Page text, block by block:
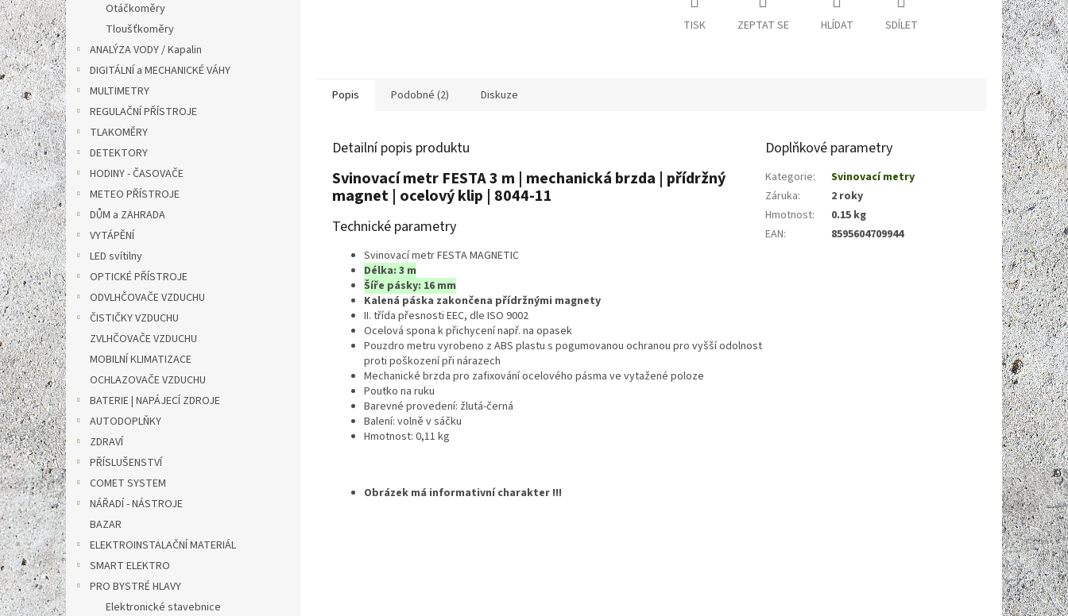
Otáčkoměry
Tloušťkoměry
ANALÝZA VODY / Kapalin
DIGITÁLNÍ a MECHANICKÉ VÁHY
MULTIMETRY
REGULAČNÍ PŘÍSTROJE
TLAKOMĚRY
DETEKTORY
HODINY - ČASOVAČE
METEO PŘÍSTROJE
DŮM a ZAHRADA
VYTÁPĚNÍ
LED svítilny
OPTICKÉ PŘÍSTROJE
ODVLHČOVAČE VZDUCHU
ČISTIČKY VZDUCHU
ZVLHČOVAČE VZDUCHU
MOBILNÍ KLIMATIZACE
OCHLAZOVAČE VZDUCHU
BATERIE | NAPÁJECÍ ZDROJE
AUTODOPLŇKY
ZDRAVÍ
PŘÍSLUŠENSTVÍ
COMET SYSTEM
NÁŘADÍ - NÁSTROJE
BAZAR
ELEKTROINSTALAČNÍ MATERIÁL
SMART ELEKTRO
PRO BYSTRÉ HLAVY
Elektronické stavebnice
TISK ZEPTAT SE HLÍDAT SDÍLET
Popis Podobné (2) Diskuze
Detailní popis produktu
Svinovací metr FESTA 3 m | mechanická brzda | přídržný
magnet | ocelový klip | 8044-11
Technické parametry
Svinovací metr FESTA MAGNETIC
Délka: 3 m
Šíře pásky: 16 mm
Kalená páska zakončena přídržnými magnety
II. třída přesnosti EEC, dle ISO 9002
Ocelová spona k přichycení např. na opasek
Pouzdro metru vyrobeno z ABS plastu s pogumovanou ochranou pro vyšší odolnost
proti poškození při nárazech
Mechanické brzda pro zafixování ocelového pásma ve vytažené poloze
Poutko na ruku
Barevné provedení: žlutá-černá
Balení: volně v sáčku
Hmotnost: 0,11 kg
Obrázek má informativní charakter !!!
Doplňkové parametry
Kategorie:
Svinovací metry
Záruka:
2 roky
Hmotnost:
0.15 kg
EAN: 8595604709944